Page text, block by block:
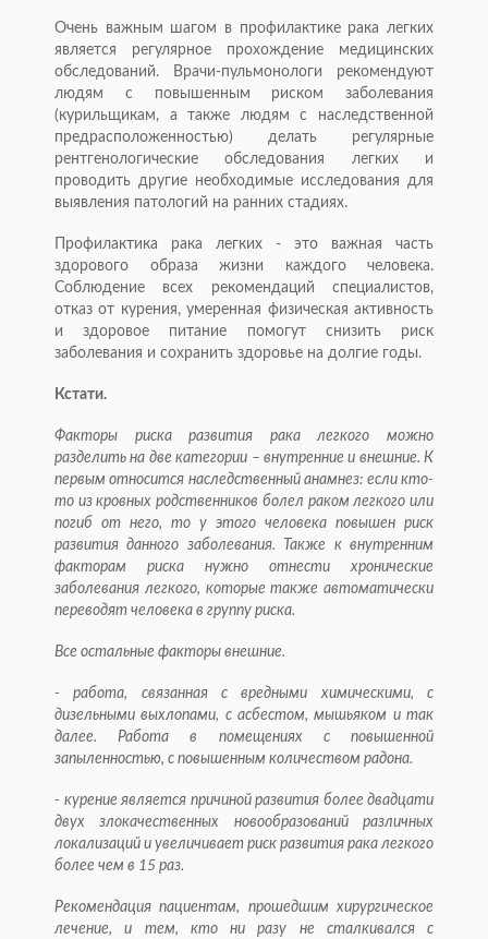
Очень важным шагом в профилактике рака легких
является регулярное прохождение медицинских
обследований. Врачи-пульмонологи рекомендуют
людям с повышенным риском заболевания
(курильщикам, а также людям с наследственной
предрасположенностью) делать регулярные
рентгенологические обследования легких и
проводить другие необходимые исследования для
выявления патологий на ранних стадиях.
Профилактика рака легких - это важная часть
здорового образа жизни каждого человека.
Соблюдение всех рекомендаций специалистов,
отказ от курения, умеренная физическая активность
и здоровое питание помогут снизить риск
заболевания и сохранить здоровье на долгие годы.
Кстати.
Факторы риска развития рака легкого можно
разделить на две категории – внутренние и внешние. К
первым относится наследственный анамнез: если кто-
то из кровных родственников болел раком легкого или
погиб от него, то у этого человека повышен риск
развития данного заболевания. Также к внутренним
факторам риска нужно отнести хронические
заболевания легкого, которые также автоматически
переводят человека в группу риска.
Все остальные факторы внешние.
- работа, связанная с вредными химическими, с
дизельными выхлопами, с асбестом, мышьяком и так
далее. Работа в помещениях с повышенной
запыленностью, с повышенным количеством радона.
- курение является причиной развития более двадцати
двух злокачественных новообразований различных
локализаций и увеличивает риск развития рака легкого
более чем в 15 раз.
Рекомендация пациентам, прошедшим хирургическое
лечение, и тем, кто ни разу не сталкивался с